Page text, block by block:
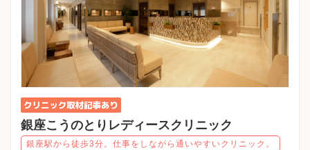
銀座こうのとりレディースクリニック
銀座駅から徒歩3分。仕事をしながら通いやすいクリニック。